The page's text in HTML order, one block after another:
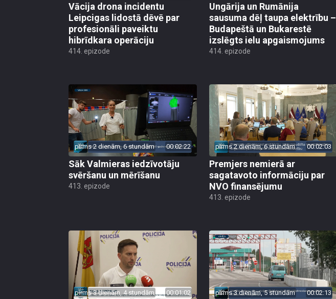
Vācija drona incidentu
Leipcigas lidostā dēvē par
profesionāli paveiktu
hibrīdkara operāciju
414. epizode
Ungārija un Rumānija
sausuma dēļ taupa elektrību –
Budapeštā un Bukarestē
izslēgts ielu apgaismojums
414. epizode
pirms 2 dienām, 6 stundām 00:02:22
Sāk Valmieras iedzīvotāju
svēršanu un mērīšanu
413. epizode
pirms 2 dienām, 6 stundām 00:02:03
Premjers nemierā ar
sagatavoto informāciju par
NVO finansējumu
413. epizode
pirms 3 dienām, 4 stundām 00:01:02 pirms 3 dienām, 5 stundām 00:02:13